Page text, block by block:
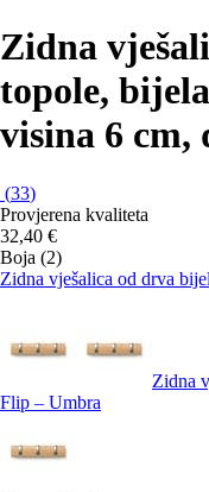
Zidna
topole,
visina 6 cm,
(33)
Provjerena kvaliteta
32,40 €
Boja (2)
Zidna vješalica od drva
Zidna
Flip – Umbra